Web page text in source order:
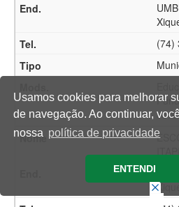
Usamos cookies para melhorar
de navegação. Ao continuar,
nossa política de privacidade
ENTENDI
(74)